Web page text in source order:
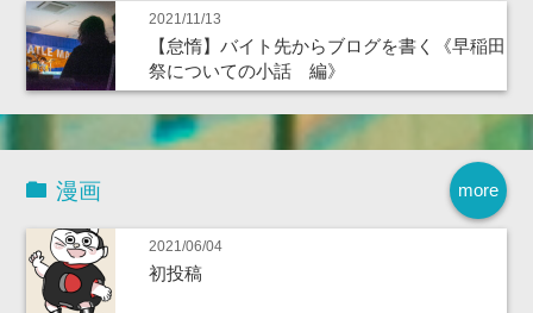
2021/11/13
【怠惰】バイト先からブログを書く《早稲田
祭についての小話 編》
more
漫画
2021/06/04
初投稿